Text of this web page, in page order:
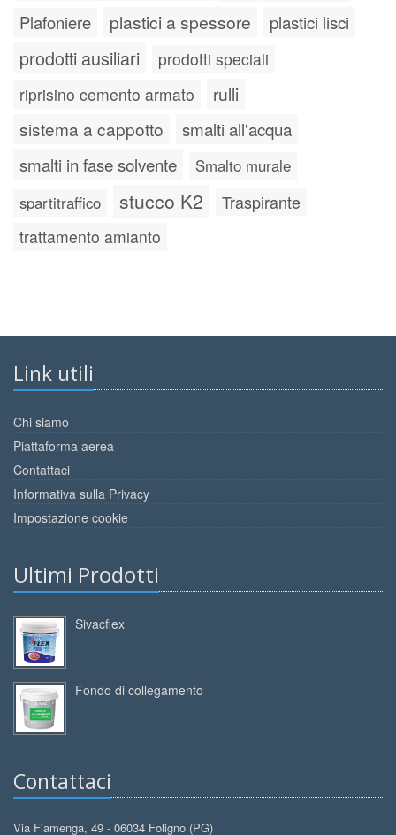
Plafoniere plastici a spessore plastici lisci
prodotti ausiliari
prodotti speciali
riprisino cemento armato
rulli
sistema a cappotto
smalti all'acqua
smalti in fase solvente
Smalto murale
spartitraffico
stucco K2 Traspirante
trattamento amianto
Link utili
Chi siamo
Piattaforma aerea
Contattaci
Informativa sulla Privacy
Impostazione cookie
Ultimi Prodotti
Sivacflex
Fondo di collegamento
Contattaci
Via Fiamenga, 49 - 06034 Foligno (PG)